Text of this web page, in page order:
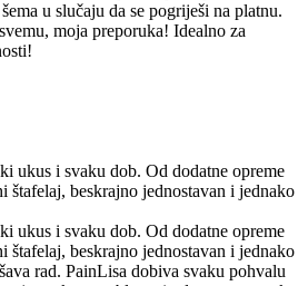
u slučaju da se pogriješi na platnu.
moja preporuka! Idealno za
ukus i svaku dob. Od dodatne opreme
štafelaj, beskrajno jednostavan i jednako
ukus i svaku dob. Od dodatne opreme
štafelaj, beskrajno jednostavan i jednako
rad. PainLisa dobiva svaku pohvalu